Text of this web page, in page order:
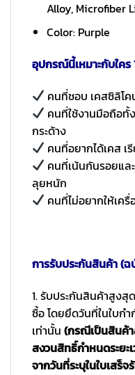
Alloy, Microfiber
Color: Purple
อุปกรณ์นี้เหมาะกับใคร
คนที่ชอบ เคสซิลิโ
คนที่ใช้งานมือถือทั้
กระด้าง
คนที่อยากได้เคส
คนที่เน้นกันรอยแล
ลุยหนัก
คนที่ไม่อยากให้เค
การรับประกันสินค้า (
1. รับประกันสินค้าสูงสุ
ซื้อ โดยยึดวันที่ในใบก
เท่านั้น (กรณีเป็นสินค้
สงวนสิทธิ์กำหนดระยะ
จากวันที่ระบุในใบเสร็จ